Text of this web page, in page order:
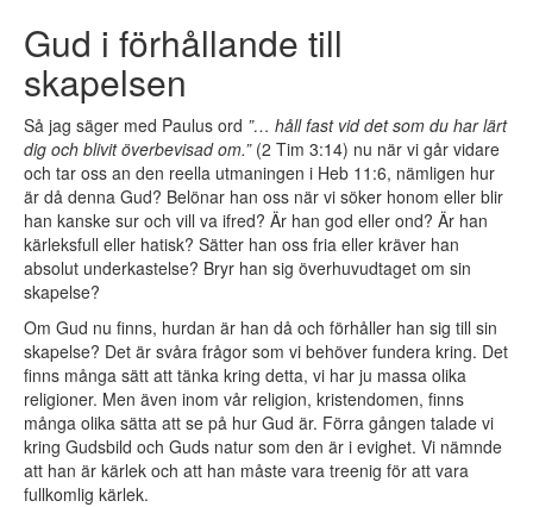
Gud i förhållande till
skapelsen
Så jag säger med Paulus ord ”… håll fast vid det som du har lärt
dig och blivit överbevisad om.”(2 Tim 3:14) nu när vi går vidare
och tar oss an den reella utmaningen i Heb 11:6, nämligen hur
är då denna Gud? Belönar han oss när vi söker honom eller blir
han kanske sur och vill va ifred? Är han god eller ond? Är han
kärleksfull eller hatisk? Sätter han oss fria eller kräver han
absolut underkastelse? Bryr han sig överhuvudtaget om sin
skapelse?
Om Gud nu finns, hurdan är han då och förhåller han sig till sin
skapelse? Det är svåra frågor som vi behöver fundera kring. Det
finns många sätt att tänka kring detta, vi har ju massa olika
religioner. Men även inom vår religion, kristendomen, finns
många olika sätta att se på hur Gud är. Förra gången talade vi
kring Gudsbild och Guds natur som den är i evighet. Vi nämnde
att han är kärlek och att han måste vara treenig för att vara
fullkomlig kärlek.